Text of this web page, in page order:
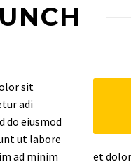
sit
adi
do eiusmod
ut labore
ad minim
et